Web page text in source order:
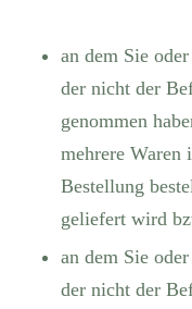
an dem Sie
der nicht der
genommen
mehrere Waren
Bestellung
geliefert wird
an dem Sie
der nicht der